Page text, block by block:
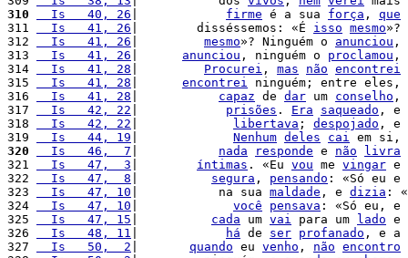
310
  Is   40, 26
firme é a sua força , que
311
  Is   41, 26
|        disséssemos: «É isso mesmo»?
312
  Is   41, 26
mesmo»? Ninguém o anunciou ,
313
  Is   41, 26
anunciou , ninguém o proclamou ,
314
  Is   41, 28
Procurei , mas não encontrei
315
  Is   41, 28
encontrei ninguém; entre eles,
316
  Is   41, 28
capaz de dar um conselho ,
317
  Is   42, 22
prisões . Era saqueado , e
318
  Is   42, 22
libertava ; despojado , e
319
  Is   44, 19
Nenhum deles cai em si,
320
  Is   46,  7
nada responde e não
livra
321
  Is   47,  3
íntimas . «Eu vou me vingar e
322
  Is   47,  8
segura , pensando : «Só eu e
323
  Is   47, 10
|           na sua maldade , e dizia : «
324
  Is   47, 10
você pensava : «Só eu, e
325
  Is   47, 15
cada um vai para um lado e
326
  Is   48, 11
há de ser profanado , e a
327
  Is   50,  2
quando eu venho , não encontro